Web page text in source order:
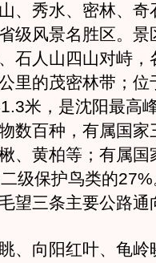
秀水、密林、奇
级风景名胜区。景
石人山四山对峙，
里的茂密林带；位
米，是沈阳最高
数百种，有属国家
、黄柏等；有属国
级保护鸟类的
望三条主要公路通
向阳红叶、龟岭